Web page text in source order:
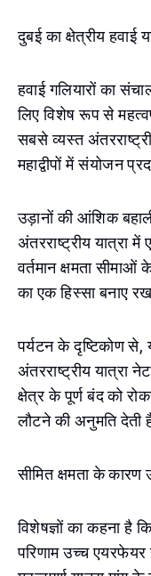
दुबई का क्षेत्रीय हवाई
हवाई गलियारों का
लिए विशेष रूप से
सबसे व्यस्त
महाद्वीपों में संयोजन
उड़ानों की आंशिक
अंतरराष्ट्रीय यात्रा में
वर्तमान क्षमता
का एक हिस्सा बनाए
पर्यटन के दृष्टिकोण से,
अंतरराष्ट्रीय यात्रा
क्षेत्र के पूर्ण बंद को
लौटने की अनुमति देती
सीमित क्षमता के
विशेषज्ञों का कहना है
परिणाम उच्च एयरफेयर